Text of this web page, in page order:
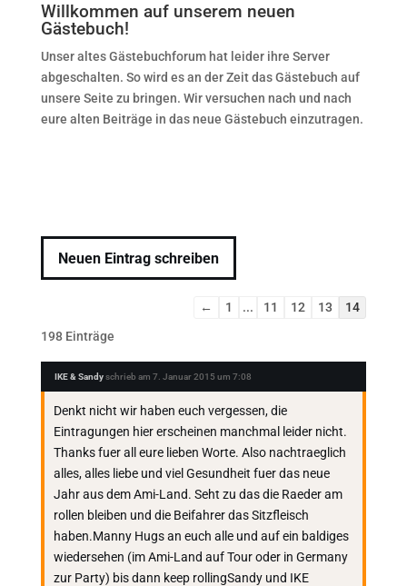
Willkommen auf unserem neuen
Gästebuch!
Unser altes Gästebuchforum hat leider ihre Server
abgeschalten. So wird es an der Zeit das Gästebuch auf
unsere Seite zu bringen. Wir versuchen nach und nach
eure alten Beiträge in das neue Gästebuch einzutragen.
Navigation
← 1 ... 11 12 13
14
198 Einträge
IKE & Sandyschrieb am 7. Januar 2015 um 7:08
Denkt nicht wir haben euch vergessen, die
Eintragungen hier erscheinen manchmal leider nicht.
Thanks fuer all eure lieben Worte. Also nachtraeglich
alles, alles liebe und viel Gesundheit fuer das neue
Jahr aus dem Ami-Land. Seht zu das die Raeder am
rollen bleiben und die Beifahrer das Sitzfleisch
haben.Manny Hugs an euch alle und auf ein baldiges
wiedersehen (im Ami-Land auf Tour oder in Germany
zur Party) bis dann keep rollingSandy und IKE